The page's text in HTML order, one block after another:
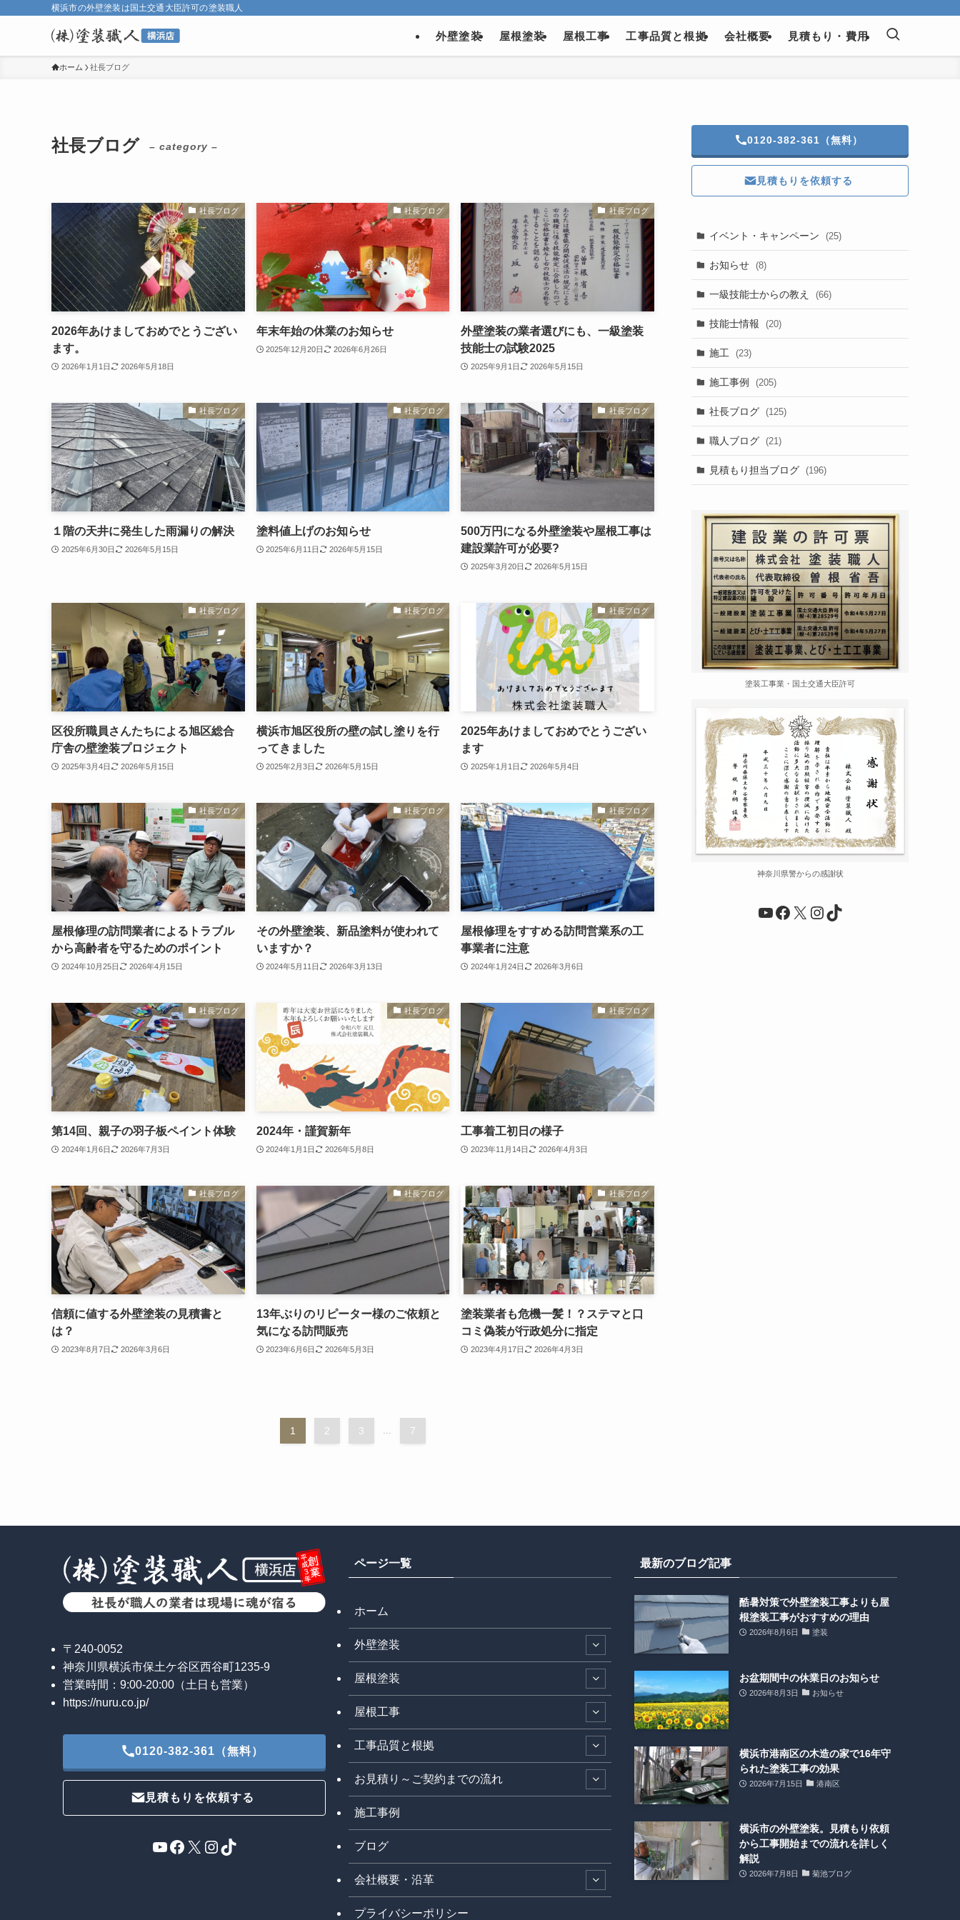
横浜市の外壁塗装は国土交通大臣許可の塗装職人
外壁塗装 屋根塗装 屋根工事 工事品質と根拠 会社概要 見積もり・費用
ホーム 社長ブログ
社長ブログ – category –
社長ブログ
2026年あけましておめでとうござい
ます。
2026年1月1日 2026年5月18日
社長ブログ
年末年始の休業のお知らせ
2025年12月20日 2026年6月26日
社長ブログ
外壁塗装の業者選びにも、一級塗装
技能士の試験2025
2025年9月1日 2026年5月15日
社長ブログ
１階の天井に発生した雨漏りの解決
2025年6月30日 2026年5月15日
社長ブログ
塗料値上げのお知らせ
2025年6月11日 2026年5月15日
社長ブログ
500万円になる外壁塗装や屋根工事は
建設業許可が必要?
2025年3月20日 2026年5月15日
社長ブログ
区役所職員さんたちによる旭区総合
庁舎の壁塗装プロジェクト
2025年3月4日 2026年5月15日
社長ブログ
横浜市旭区役所の壁の試し塗りを行
ってきました
2025年2月3日 2026年5月15日
社長ブログ
2025年あけましておめでとうござい
ます
2025年1月1日 2026年5月4日
社長ブログ
屋根修理の訪問業者によるトラブル
から高齢者を守るためのポイント
2024年10月25日 2026年4月15日
社長ブログ
その外壁塗装、新品塗料が使われて
いますか？
2024年5月11日 2026年3月13日
社長ブログ
屋根修理をすすめる訪問営業系の工
事業者に注意
2024年1月24日 2026年3月6日
社長ブログ
第14回、親子の羽子板ペイント体験
2024年1月6日 2026年7月3日
社長ブログ
2024年・謹賀新年
2024年1月1日 2026年5月8日
社長ブログ
工事着工初日の様子
2023年11月14日 2026年4月3日
社長ブログ
信頼に値する外壁塗装の見積書と
は？
2023年8月7日 2026年3月6日
社長ブログ
13年ぶりのリピーター様のご依頼と
気になる訪問販売
2023年6月6日 2026年5月3日
社長ブログ
塗装業者も危機一髪！？ステマと口
コミ偽装が行政処分に指定
2023年4月17日 2026年4月3日
1 2 3 7
0120-382-361（無料）
見積もりを依頼する
イベント・キャンペーン (25)
お知らせ (8)
一級技能士からの教え (66)
技能士情報 (20)
施工 (23)
施工事例 (205)
社長ブログ (125)
職人ブログ (21)
見積もり担当ブログ (196)
塗装工事業・国土交通大臣許可
神奈川県警からの感謝状
YouTube
Facebook
X Instagram
TikTok
〒240-0052
神奈川県横浜市保土ケ谷区西谷町1235-9
営業時間：9:00-20:00（土日も営業）
https://nuru.co.jp/
0120-382-361（無料）
見積もりを依頼する
YouTube
Facebook
X Instagram
TikTok
ページ一覧
ホーム
外壁塗装
屋根塗装
屋根工事
工事品質と根拠
お見積り～ご契約までの流れ
施工事例
ブログ
会社概要・沿革
プライバシーポリシー
最新のブログ記事
酷暑対策で外壁塗装工事よりも屋
根塗装工事がおすすめの理由
2026年8月6日 塗装
お盆期間中の休業日のお知らせ
2026年8月3日 お知らせ
横浜市港南区の木造の家で16年守
られた塗装工事の効果
2026年7月15日 港南区
横浜市の外壁塗装。見積もり依頼
から工事開始までの流れを詳しく
解説
2026年7月8日 菊池ブログ